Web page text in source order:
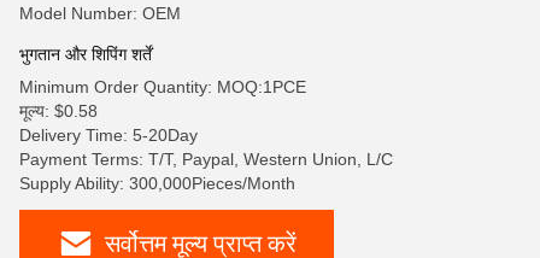
Model Number: OEM
भुगतान और शिपिंग शर्तें
Minimum Order Quantity: MOQ:1PCE
मूल्य: $0.58
Delivery Time: 5-20Day
Payment Terms: T/T, Paypal, Western Union, L/C
Supply Ability: 300,000Pieces/Month
सर्वोत्तम मूल्य प्राप्त करें